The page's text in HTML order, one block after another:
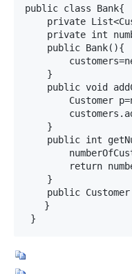
public class Bank{
private
private int
public Bank(){
    }
public void
Customer
    }
public int
return
    }
public
}
}